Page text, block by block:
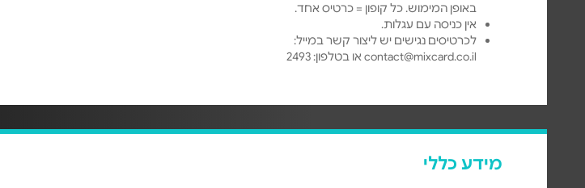
באופן המימוש. כל קופון = כרטיס אחד.
אין כניסה עם עגלות.
לכרטיסים נגישים יש ליצור קשר במייל:
contact@mixcard.co.il או בטלפון: 2493
מידע כללי